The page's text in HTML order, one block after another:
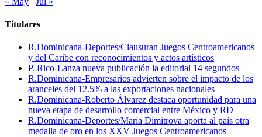
Titulares
R.Dominicana-Deportes/Clausuran Juegos Centroamericanos
y del Caribe con reconocimientos y actos artísticos
P. Rico-Lanza nueva publicación la editorial 14 segundos
R.Dominicana-Empresarios advierten sobre el impacto de los
aranceles del 12.5% a las exportaciones nacionales
R.Dominicana-Roberto Álvarez destaca oportunidad para una
nueva etapa de desarrollo comercial entre México y RD
R.Dominicana-Deportes/María Dimitrova aporta al país otra
medalla de oro en los XXV Juegos Centroamericanos